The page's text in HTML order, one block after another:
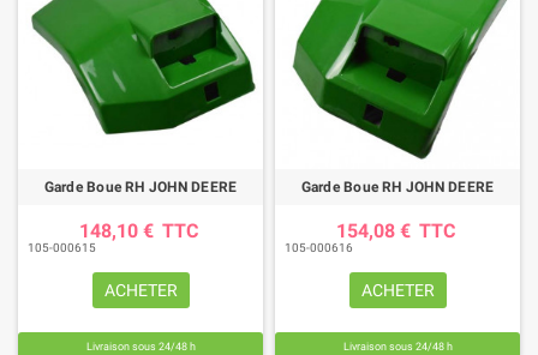
Garde Boue RH JOHN DEERE
148,10 € TTC
105-000615
ACHETER
Livraison sous 24/48 h
Garde Boue RH JOHN DEERE
154,08 € TTC
105-000616
ACHETER
Livraison sous 24/48 h